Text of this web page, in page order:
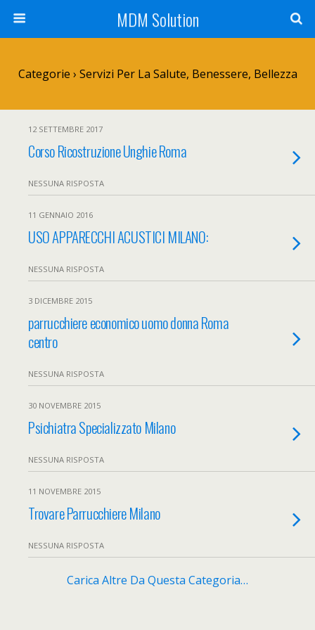
MDM Solution
Categorie › Servizi Per La Salute, Benessere, Bellezza
12 SETTEMBRE 2017
Corso Ricostruzione Unghie Roma
NESSUNA RISPOSTA
11 GENNAIO 2016
USO APPARECCHI ACUSTICI MILANO:
NESSUNA RISPOSTA
3 DICEMBRE 2015
parrucchiere economico uomo donna Roma
centro
NESSUNA RISPOSTA
30 NOVEMBRE 2015
Psichiatra Specializzato Milano
NESSUNA RISPOSTA
11 NOVEMBRE 2015
Trovare Parrucchiere Milano
NESSUNA RISPOSTA
Carica Altre Da Questa Categoria…